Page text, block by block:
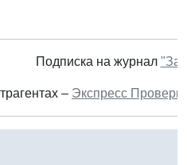
Подписка на журнал
– Экспресс